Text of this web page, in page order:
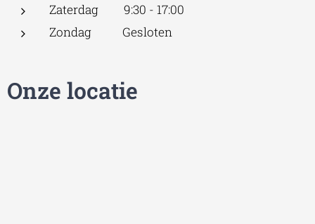
Zaterdag 9:30 - 17:00
Zondag Gesloten
Onze locatie